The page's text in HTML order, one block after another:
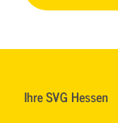
Ihre SVG Hessen